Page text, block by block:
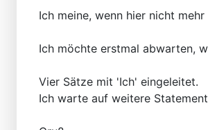
Ich meine, wenn hier nicht
Ich möchte erstmal abwarten,
Vier Sätze mit 'Ich' eingeleitet.
Ich warte auf weitere